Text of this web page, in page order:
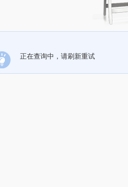
正在查询中，请刷新重试